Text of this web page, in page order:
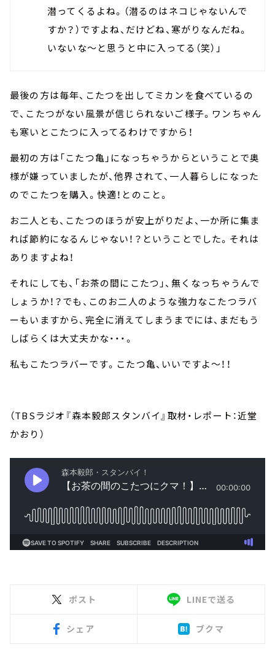
潜ってくるよね。（潜るのはネコじゃないんで
すか？）ですよね、だけどね、寒がりなんだね。
いないな～と思うと中に入ってる（笑）」
最後の方は毎年、こたつを出してミカンを食べているの
で、こたつがない風景が信じられないご様子。ワンちゃん
も寒いとこたつに入ってるわけですから！
最初の方は「こたつ亀」になっちゃうからということで奥
様が嫌っていましたが、他界されて、一人暮らしになった
のでこたつを購入。快適！とのこと。
お二人とも、こたつのほうが安上がりだよ、一か所に集ま
れば節約になるんじゃない！？ということでした。それは
ありますよね！
それにしても、「お茶の間にこたつ」、無くなっちゃうんで
しょうか！？でも、このお二人のような強力なこたつラバ
ーもいますから、完全に消えてしまうまでには、まだもう
しばらくは大丈夫かな・・・。
私もこたつラバーです。こたつ亀、いいですよ～！！
（TBSラジオ『森本毅郎スタンバイ』取材・レポート：近堂
かおり）
ポスト LINEで送る
シェア ブクマ